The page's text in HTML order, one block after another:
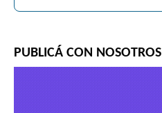
PUBLICÁ CON NOSOTROS